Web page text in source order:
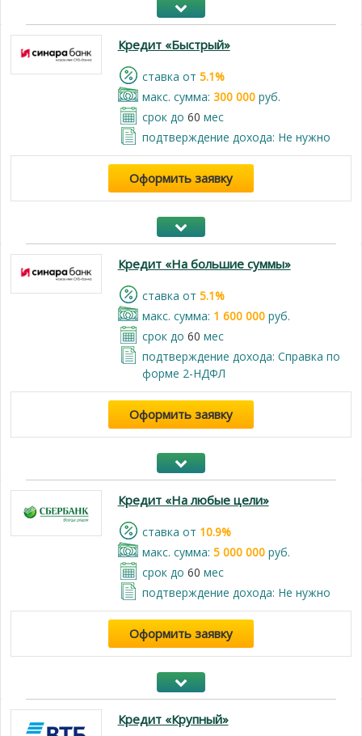
Кредит «Быстрый»
cтавка от 5.1%
макс. сумма: 300 000руб.
срок до 60 мес
подтверждение дохода: Не нужно
Оформить заявку
Кредит «На большие суммы»
cтавка от 5.1%
макс. сумма: 1 600 000руб.
срок до 60 мес
подтверждение дохода: Справка по
форме 2-НДФЛ
Оформить заявку
Кредит «На любые цели»
cтавка от 10.9%
макс. сумма: 5 000 000руб.
срок до 60 мес
подтверждение дохода: Не нужно
Оформить заявку
Кредит «Крупный»